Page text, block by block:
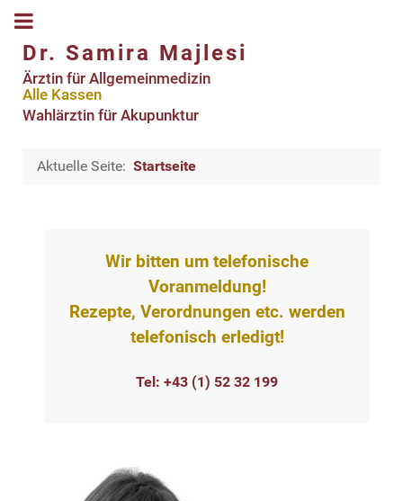
Dr. Samira Majlesi
Ärztin für Allgemeinmedizin
Alle Kassen
Wahlärztin für Akupunktur
Aktuelle Seite: Startseite
Wir bitten um telefonische
Voranmeldung!
Rezepte, Verordnungen etc. werden
telefonisch erledigt!
Tel: +43 (1) 52 32 199